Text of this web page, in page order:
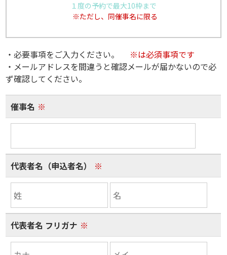
１度の予約で最大10枠まで
※ただし、同催事名に限る
・必要事項をご入力ください。
※は必須事項です
・メールアドレスを間違うと確認メールが届かないので必
ず確認してください。
催事名 ※
代表者名（申込者名） ※
代表者名 フリガナ ※